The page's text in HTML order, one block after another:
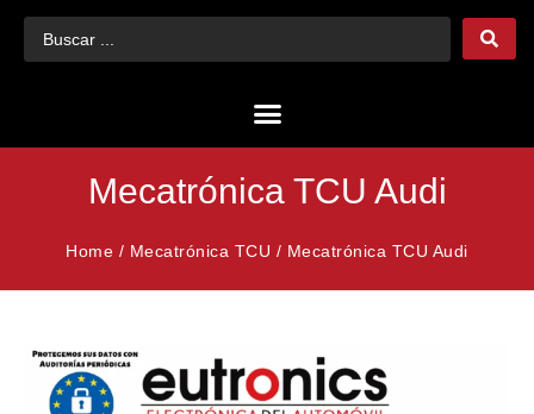
Mecatrónica TCU Audi
Home / Mecatrónica TCU / Mecatrónica TCU Audi